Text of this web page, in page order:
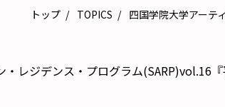
トップ TOPICS 四国学院大学アーテ
レジデンス・プログラム(SARP)vol.16『